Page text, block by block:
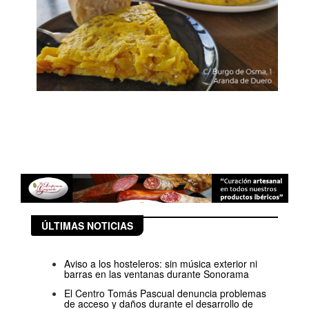
ÚLTIMAS NOTICIAS
Aviso a los hosteleros: sin música exterior ni
barras en las ventanas durante Sonorama
El Centro Tomás Pascual denuncia problemas
de acceso y daños durante el desarrollo de